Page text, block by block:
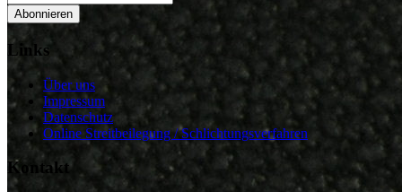
Abonnieren
Links
Über uns
Impressum
Datenschutz
Online Streitbeilegung / Schlichtungsverfahren
Kontakt